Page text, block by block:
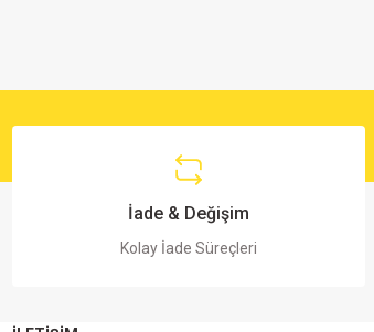
İade & Değişim
Kolay İade Süreçleri